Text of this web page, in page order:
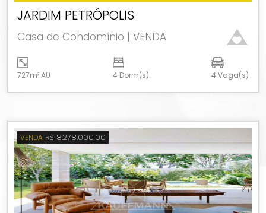
JARDIM PETRÓPOLIS
Casa de Condomínio | VENDA
727m² AU 4 Dorm(s) 4 Vaga(s)
VENDA R$ 8.278.000,00